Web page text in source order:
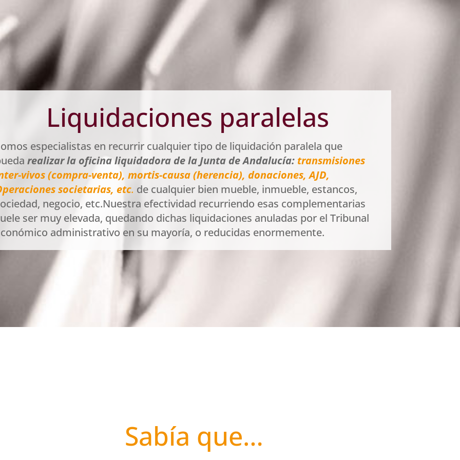
Liquidaciones paralelas
especialistas en recurrir cualquier tipo de liquidación paralela que
realizar la oficina liquidadora de la Junta de Andalucía: transmisiones
vivos (compra-venta), mortis-causa (herencia), donaciones, AJD,
societarias, etc. de cualquier bien mueble, inmueble, estancos,
negocio, etc.Nuestra efectividad recurriendo esas complementarias
ser muy elevada, quedando dichas liquidaciones anuladas por el Tribunal
administrativo en su mayoría, o reducidas enormemente.
Sabía que…